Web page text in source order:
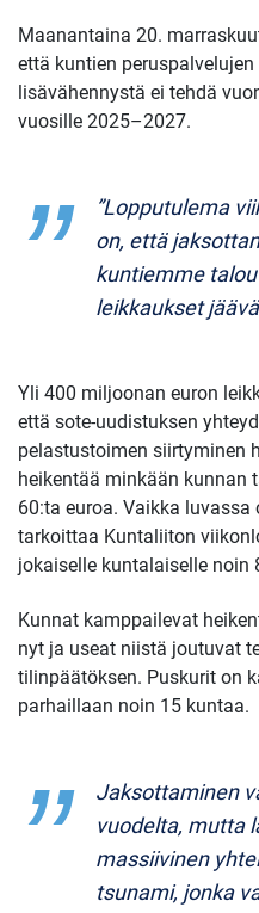
Maanantaina 20.
että kuntien
lisävähennystä ei tehdä
vuosille 2025–2027.
”Lopputulema
on, että
kuntiemme
leikkaukset
Yli 400 miljoonan euron
että sote-uudistuksen
pelastustoimen siirtyminen
heikentää minkään kunnan
60:ta euroa. Vaikka
tarkoittaa Kuntaliiton
jokaiselle kuntalaiselle noin
Kunnat kamppailevat
nyt ja useat niistä joutuvat
tilinpäätöksen. Puskurit on
parhaillaan noin 15 kuntaa.
Jaksottaminen
vuodelta, mutta
massiivinen
tsunami, jonka